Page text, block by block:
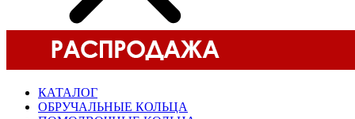
КАТАЛОГ
ОБРУЧАЛЬНЫЕ КОЛЬЦА